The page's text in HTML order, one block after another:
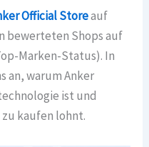
Official Storeauf
bewerteten Shops auf
Marken-Status). In
an, warum Anker
ist und
kaufen lohnt.